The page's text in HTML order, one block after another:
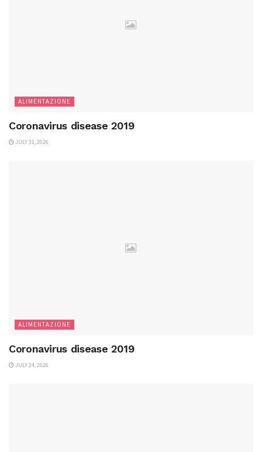
ALIMENTAZIONE
Coronavirus disease 2019
JULY 31, 2026
ALIMENTAZIONE
Coronavirus disease 2019
JULY 24, 2026